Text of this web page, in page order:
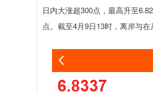
日内大涨超300点，最高升至
点。截至4月9日13时，离岸与